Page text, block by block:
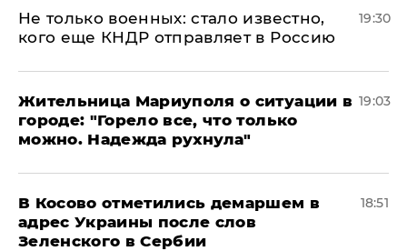
Не только военных: стало известно,
кого еще КНДР отправляет в Россию
19:30
Жительница Мариуполя о ситуации в
городе: "Горело все, что только
можно. Надежда рухнула"
19:03
В Косово отметились демаршем в
адрес Украины после слов
Зеленского в Сербии
18:51